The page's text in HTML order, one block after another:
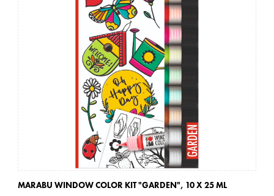
MARABU WINDOW COLOR KIT "GARDEN", 10 X 25 ML